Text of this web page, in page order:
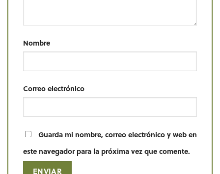
Nombre
Correo electrónico
Guarda mi nombre, correo electrónico y web en
este navegador para la próxima vez que comente.